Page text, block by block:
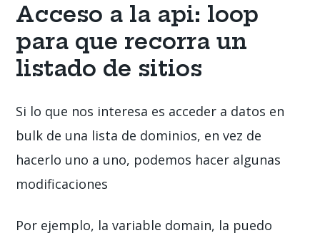
Acceso a la api: loop
para que recorra un
listado de sitios
Si lo que nos interesa es acceder a datos en
bulk de una lista de dominios, en vez de
hacerlo uno a uno, podemos hacer algunas
modificaciones
Por ejemplo, la variable domain, la puedo